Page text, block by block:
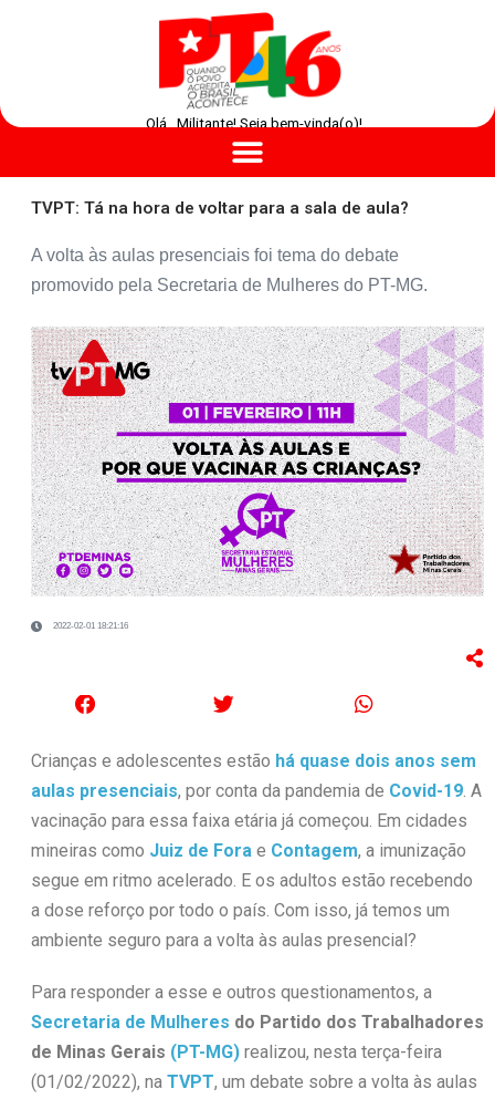
Olá , Militante! Seja bem-vinda(o)!
TVPT: Tá na hora de voltar para a sala de aula?
A volta às aulas presenciais foi tema do debate
promovido pela Secretaria de Mulheres do PT-MG.
2022-02-01 18:21:16
Crianças e adolescentes estão há quase dois anos sem
aulas presenciais, por conta da pandemia de Covid-19. A
vacinação para essa faixa etária já começou. Em cidades
mineiras como Juiz de Fora e Contagem, a imunização
segue em ritmo acelerado. E os adultos estão recebendo
a dose reforço por todo o país. Com isso, já temos um
ambiente seguro para a volta às aulas presencial?
Para responder a esse e outros questionamentos, a
Secretaria de Mulheres do Partido dos Trabalhadores
de Minas Gerais (PT-MG)realizou, nesta terça-feira
(01/02/2022), na TVPT, um debate sobre a volta às aulas